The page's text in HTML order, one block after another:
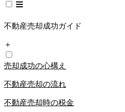
不動産売却成功ガイド
＋
売却成功の心構え
不動産売却の流れ
不動産売却時の税金